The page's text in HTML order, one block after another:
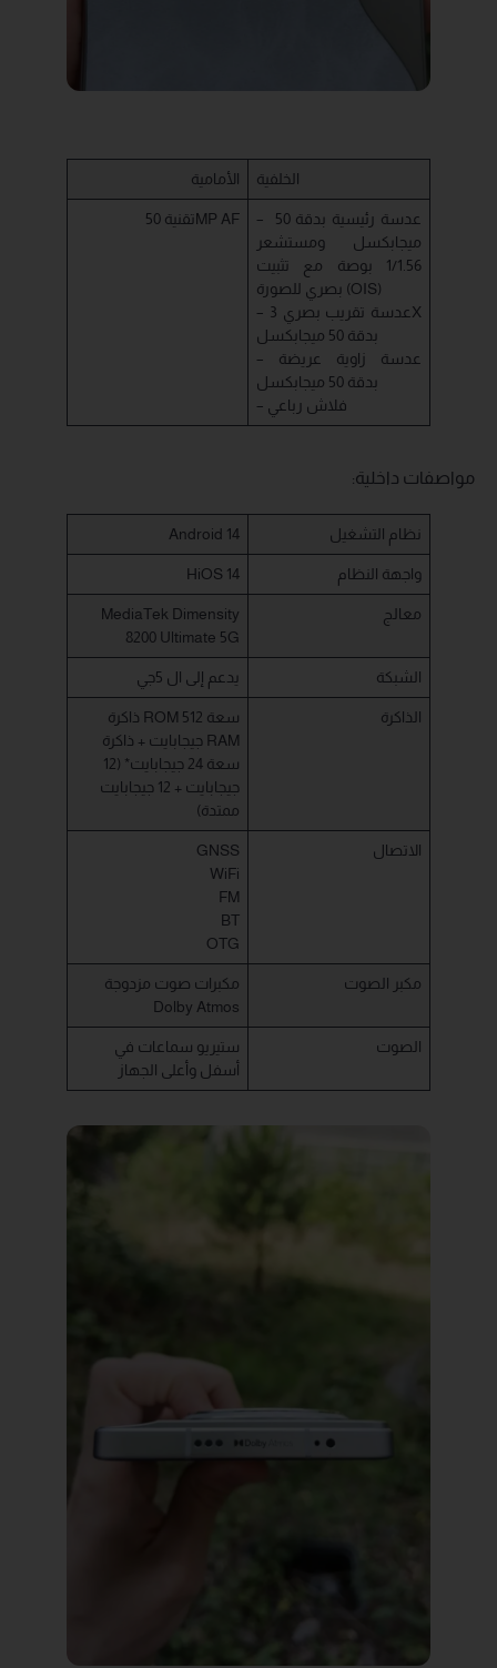
الأمامية الخلفية
تقنية 50MP AF
– عدسة رئيسية بدقة 50
ميجابكسل ومستشعر
1/1.56 بوصة مع تثبيت
بصري للصورة (OIS)
– عدسة تقريب بصري 3X
بدقة 50 ميجابكسل
– عدسة زاوية عريضة
بدقة 50 ميجابكسل
– فلاش رباعي
مواصفات داخلية:
Android 14 نظام التشغيل
HiOS 14 واجهة النظام
MediaTek Dimensity
8200 Ultimate 5G
معالج
يدعم إلى ال 5جي الشبكة
ذاكرة ROM سعة 512
جيجابايت + ذاكرة RAM
سعة 24 جيجابايت* (12
جيجابايت + 12 جيجابايت
ممتدة)
الذاكرة
GNSS
WiFi
FM
BT
OTG
الاتصال
مكبرات صوت مزدوجة
Dolby Atmos
مكبر الصوت
ستيريو سماعات في
أسفل وأعلى الجهاز
الصوت